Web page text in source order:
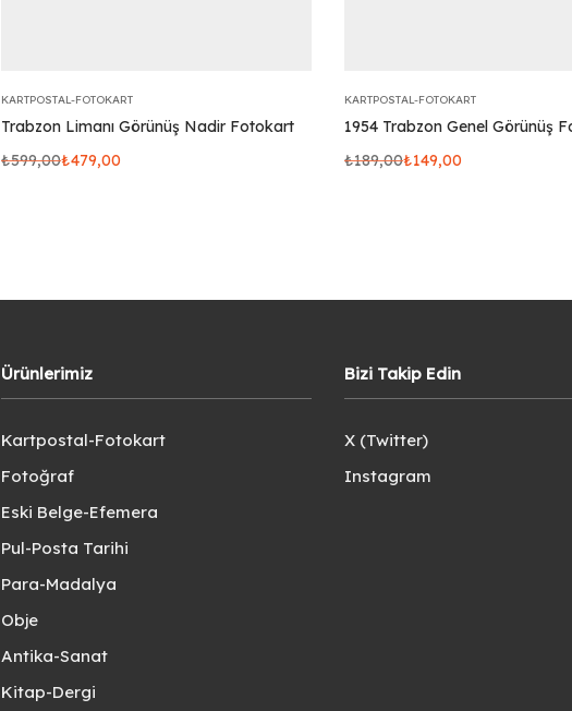
KARTPOSTAL-FOTOKART
Trabzon Limanı Görünüş Nadir Fotokart
₺599,00₺479,00
KARTPOSTAL-FOTOKART
1954 Trabzon Genel Görünüş
₺189,00₺149,00
Ürünlerimiz
Kartpostal-Fotokart
Fotoğraf
Eski Belge-Efemera
Pul-Posta Tarihi
Para-Madalya
Obje
Antika-Sanat
Kitap-Dergi
Bizi Takip Edin
X (Twitter)
Instagram